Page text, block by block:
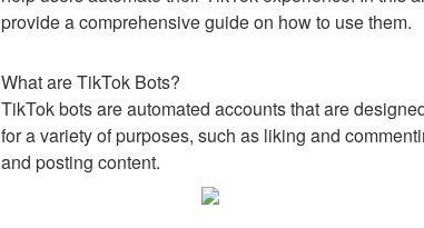
provide a comprehensive guide on how to use them.
What are TikTok Bots?
TikTok bots are automated accounts that are
for a variety of purposes, such as liking and
and posting content.